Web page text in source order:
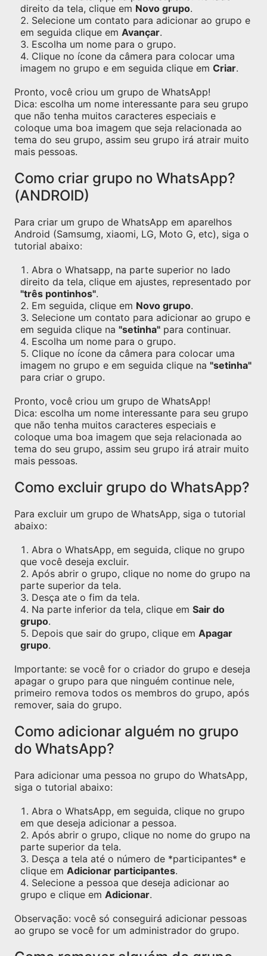
direito da tela, clique em Novo grupo.
Selecione um contato para adicionar ao grupo e
em seguida clique em Avançar.
Escolha um nome para o grupo.
Clique no ícone da câmera para colocar uma
imagem no grupo e em seguida clique em Criar.
Pronto, você criou um grupo de WhatsApp!
Dica: escolha um nome interessante para seu grupo
que não tenha muitos caracteres especiais e
coloque uma boa imagem que seja relacionada ao
tema do seu grupo, assim seu grupo irá atrair muito
mais pessoas.
Como criar grupo no WhatsApp?
(ANDROID)
Para criar um grupo de WhatsApp em aparelhos
Android (Samsumg, xiaomi, LG, Moto G, etc), siga o
tutorial abaixo:
Abra o Whatsapp, na parte superior no lado
direito da tela, clique em ajustes, representado por
"três pontinhos".
Em seguida, clique em Novo grupo.
Selecione um contato para adicionar ao grupo e
em seguida clique na "setinha" para continuar.
Escolha um nome para o grupo.
Clique no ícone da câmera para colocar uma
imagem no grupo e em seguida clique na "setinha"
para criar o grupo.
Pronto, você criou um grupo de WhatsApp!
Dica: escolha um nome interessante para seu grupo
que não tenha muitos caracteres especiais e
coloque uma boa imagem que seja relacionada ao
tema do seu grupo, assim seu grupo irá atrair muito
mais pessoas.
Como excluir grupo do WhatsApp?
Para excluir um grupo de WhatsApp, siga o tutorial
abaixo:
Abra o WhatsApp, em seguida, clique no grupo
que você deseja excluir.
Após abrir o grupo, clique no nome do grupo na
parte superior da tela.
Desça ate o fim da tela.
Na parte inferior da tela, clique em Sair do
grupo.
Depois que sair do grupo, clique em Apagar
grupo.
Importante: se você for o criador do grupo e deseja
apagar o grupo para que ninguém continue nele,
primeiro remova todos os membros do grupo, após
remover, saia do grupo.
Como adicionar alguém no grupo
do WhatsApp?
Para adicionar uma pessoa no grupo do WhatsApp,
siga o tutorial abaixo:
Abra o WhatsApp, em seguida, clique no grupo
em que deseja adicionar a pessoa.
Após abrir o grupo, clique no nome do grupo na
parte superior da tela.
Desça a tela até o número de *participantes* e
clique em Adicionar participantes.
Selecione a pessoa que deseja adicionar ao
grupo e clique em Adicionar.
Observação: você só conseguirá adicionar pessoas
ao grupo se você for um administrador do grupo.